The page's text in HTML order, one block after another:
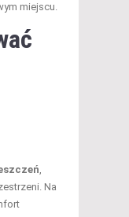
miejscu.
,
Na